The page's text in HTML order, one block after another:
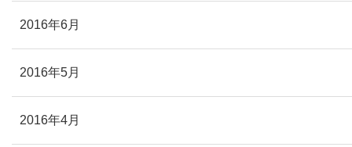
2016年6月
2016年5月
2016年4月